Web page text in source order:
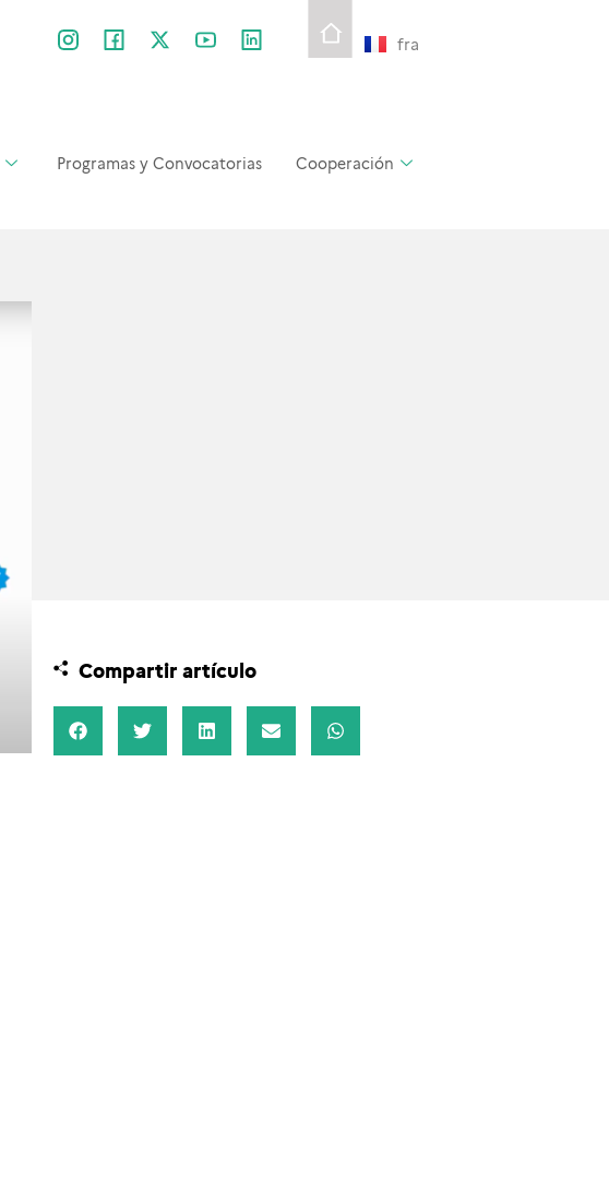
fra
Programas y Convocatorias Cooperación
Compartir artículo